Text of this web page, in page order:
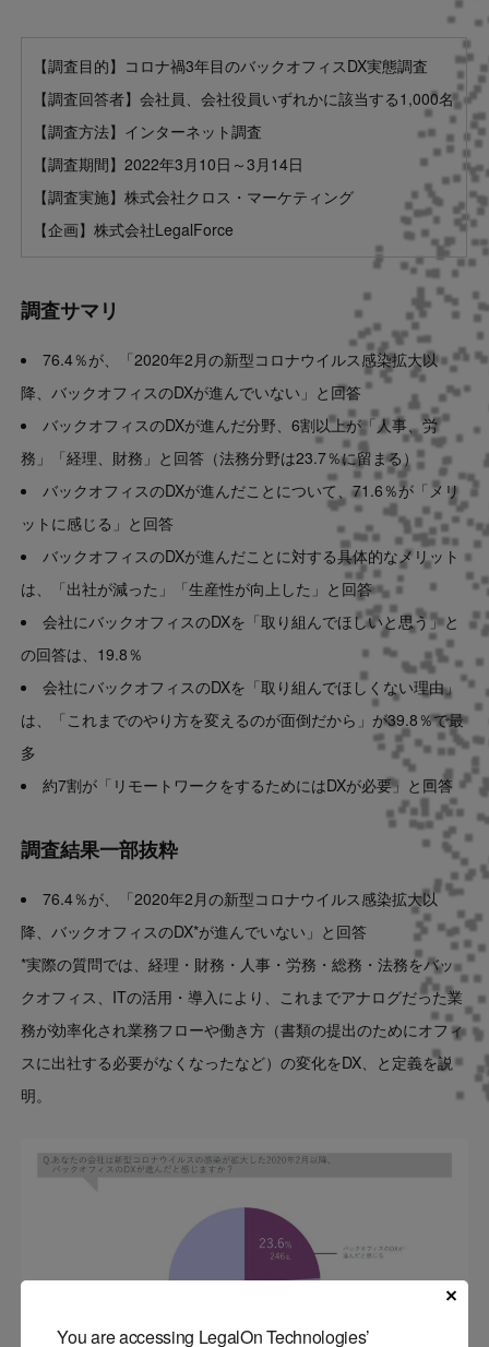
You are accessing LegalOn Technologies’
【調査目的】コロナ禍3年目のバックオフィスDX実態調査
【調査回答者】会社員、会社役員いずれかに該当する1,000名
【調査方法】インターネット調査
【調査期間】2022年3月10日～3月14日
【調査実施】株式会社クロス・マーケティング
【企画】株式会社LegalForce
調査サマリ
76.4％が、「2020年2月の新型コロナウイルス感染拡大以
降、バックオフィスのDXが進んでいない」と回答
バックオフィスのDXが進んだ分野、6割以上が「人事、労
務」「経理、財務」と回答（法務分野は23.7％に留まる）
バックオフィスのDXが進んだことについて、71.6％が「メリ
ットに感じる」と回答
バックオフィスのDXが進んだことに対する具体的なメリット
は、「出社が減った」「生産性が向上した」と回答
会社にバックオフィスのDXを「取り組んでほしいと思う」と
の回答は、19.8％
会社にバックオフィスのDXを「取り組んでほしくない理由」
は、「これまでのやり方を変えるのが面倒だから」が39.8％で最
多
約7割が「リモートワークをするためにはDXが必要」と回答
調査結果一部抜粋
76.4％が、「2020年2月の新型コロナウイルス感染拡大以
降、バックオフィスのDX*が進んでいない」と回答
*実際の質問では、経理・財務・人事・労務・総務・法務をバッ
クオフィス、ITの活用・導入により、これまでアナログだった業
務が効率化され業務フローや働き方（書類の提出のためにオフィ
スに出社する必要がなくなったなど）の変化をDX、と定義を説
明。